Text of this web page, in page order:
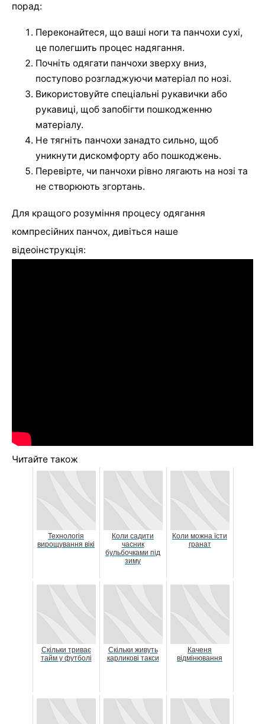
порад:
Переконайтеся, що ваші ноги та панчохи сухі,
це полегшить процес надягання.
Почніть одягати панчохи зверху вниз,
поступово розгладжуючи матеріал по нозі.
Використовуйте спеціальні рукавички або
рукавиці, щоб запобігти пошкодженню
матеріалу.
Не тягніть панчохи занадто сильно, щоб
уникнути дискомфорту або пошкоджень.
Перевірте, чи панчохи рівно лягають на нозі та
не створюють згортань.
Для кращого розуміння процесу одягання
компресійних панчох, дивіться наше
відеоінструкція:
Читайте також
Технологія
вирощування вікі
Коли садити
часник
бульбочками під
зиму
Коли можна їсти
гранат
Скільки триває
тайм у футболі
Скільки живуть
карликові такси
Каченя
відмінювання